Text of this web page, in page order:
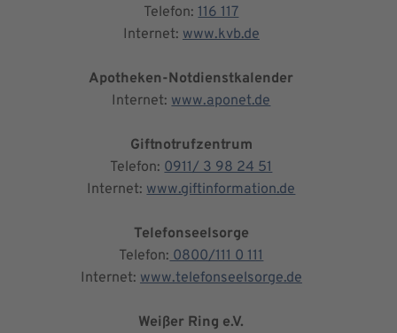
Telefon:116 117
Internet: www.kvb.de
Apotheken-Notdienstkalender
Internet: www.aponet.de
Giftnotrufzentrum
Telefon: 0911/ 3 98 24 51
Internet: www.giftinformation.de
Telefonseelsorge
Telefon: 0800/111 0 111
Internet: www.telefonseelsorge.de
Weißer Ring e.V.